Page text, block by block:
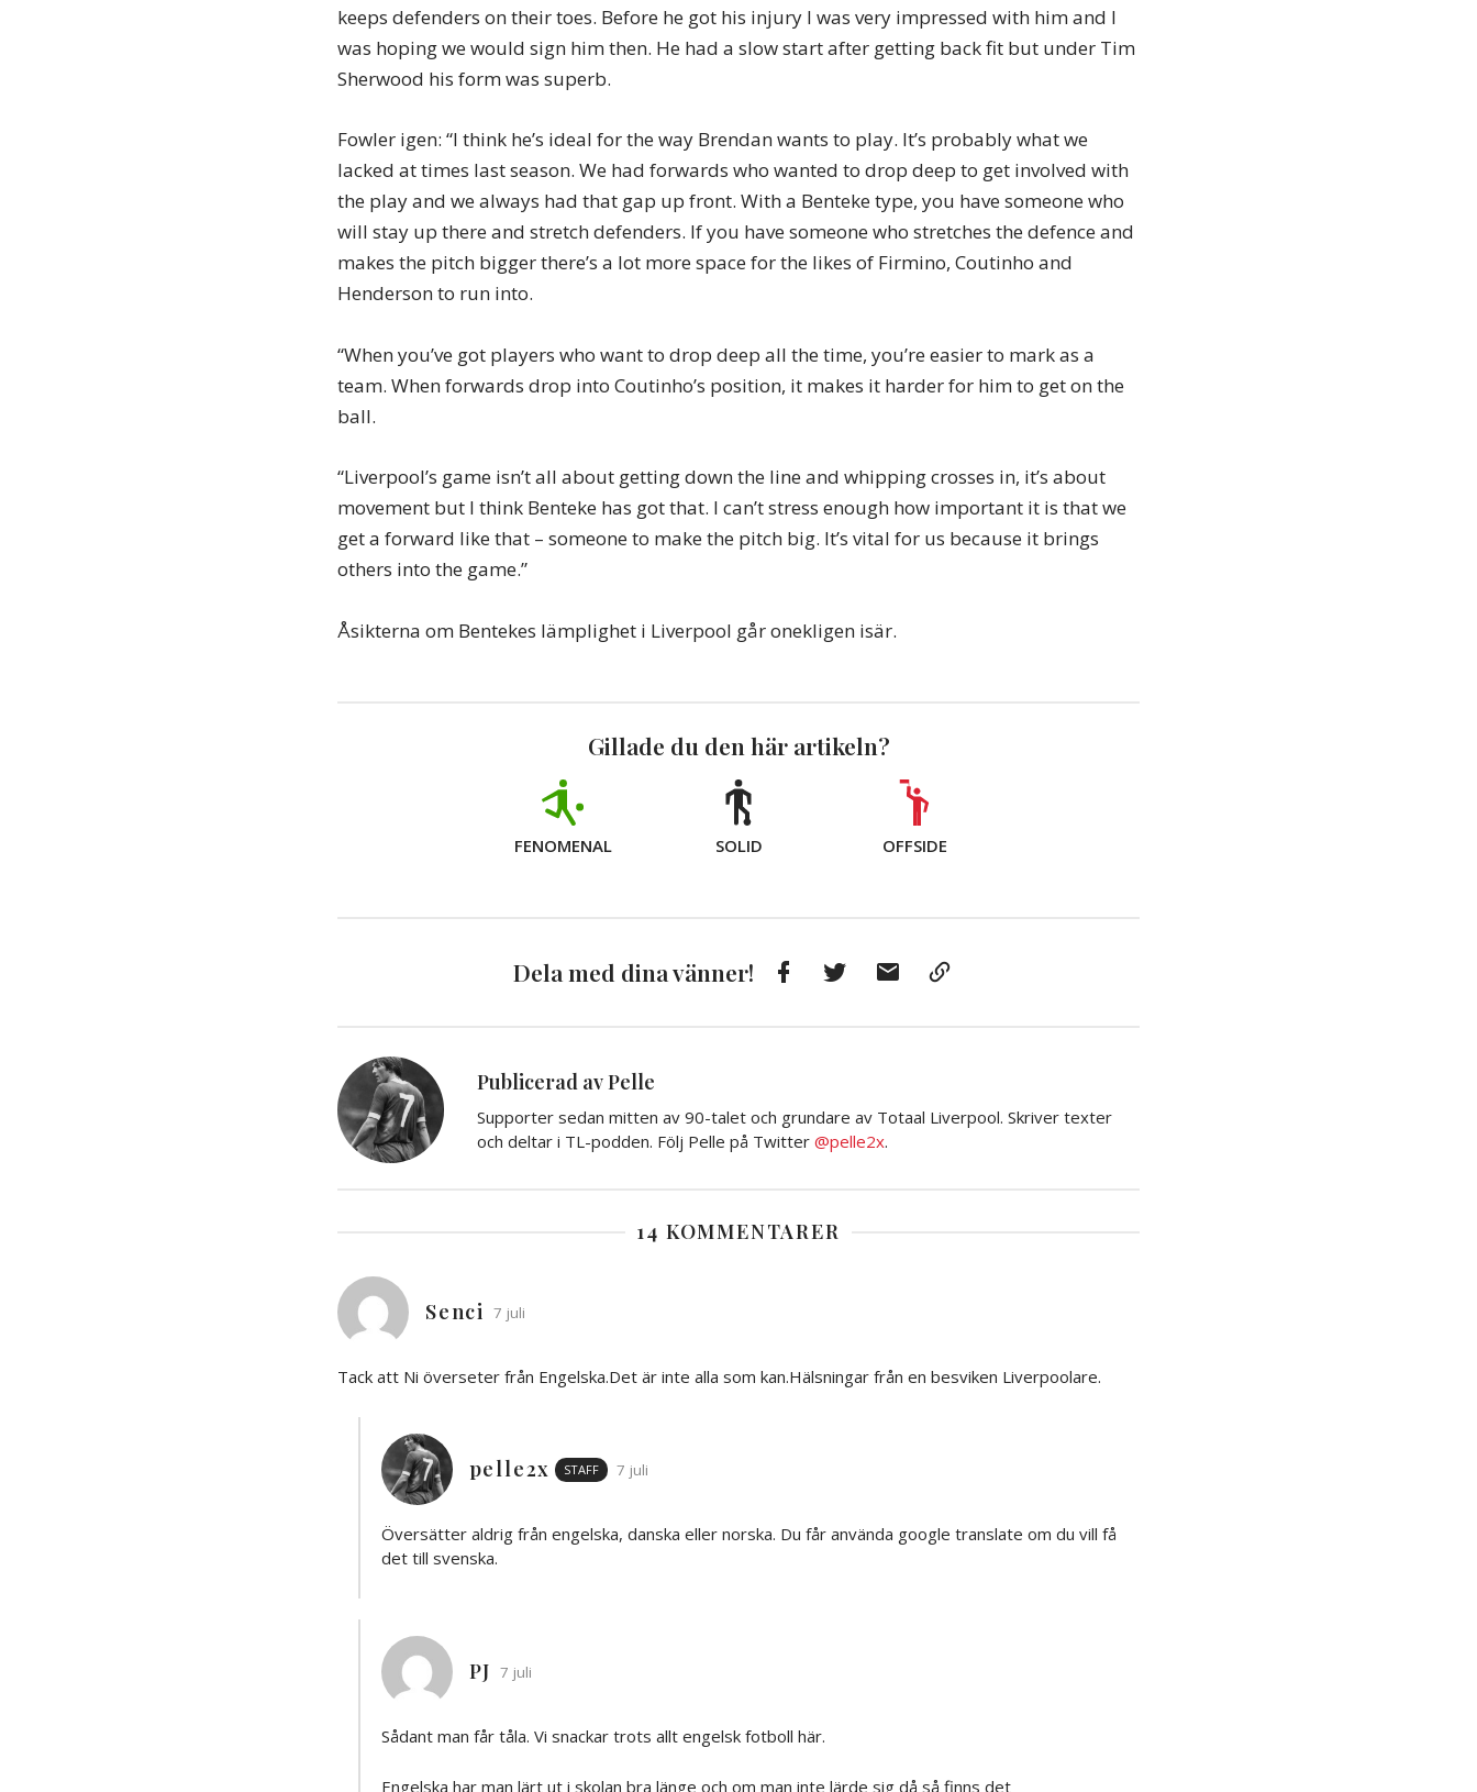
keeps defenders on their toes. Before he got his injury I was very impressed with him and I
was hoping we would sign him then. He had a slow start after getting back fit but under Tim
Sherwood his form was superb.
Fowler igen: “I think he’s ideal for the way Brendan wants to play. It’s probably what we
lacked at times last season. We had forwards who wanted to drop deep to get involved with
the play and we always had that gap up front. With a Benteke type, you have someone who
will stay up there and stretch defenders. If you have someone who stretches the defence and
makes the pitch bigger there’s a lot more space for the likes of Firmino, Coutinho and
Henderson to run into.
“When you’ve got players who want to drop deep all the time, you’re easier to mark as a
team. When forwards drop into Coutinho’s position, it makes it harder for him to get on the
ball.
“Liverpool’s game isn’t all about getting down the line and whipping crosses in, it’s about
movement but I think Benteke has got that. I can’t stress enough how important it is that we
get a forward like that – someone to make the pitch big. It’s vital for us because it brings
others into the game.”
Åsikterna om Bentekes lämplighet i Liverpool går onekligen isär.
Gillade du den här artikeln?
FENOMENAL SOLID OFFSIDE
Dela med dina vänner! FacebookTwitter
post
Publicerad av Pelle
Supporter sedan mitten av 90-talet och grundare av Totaal Liverpool. Skriver texter
och deltar i TL-podden. Följ Pelle på Twitter @pelle2x.
14 KOMMENTARER
Senci 7 juli
Tack att Ni överseter från Engelska.Det är inte alla som kan.Hälsningar från en besviken Liverpoolare.
pelle2x STAFF 7 juli
Översätter aldrig från engelska, danska eller norska. Du får använda google translate om du vill få
det till svenska.
PJ 7 juli
Sådant man får tåla. Vi snackar trots allt engelsk fotboll här.
Engelska har man lärt ut i skolan bra länge och om man inte lärde sig då så finns det